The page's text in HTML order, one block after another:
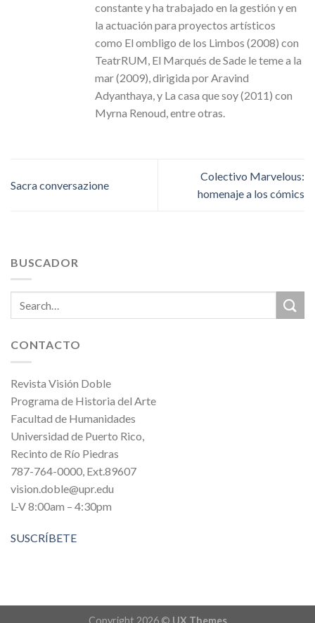
constante y ha trabajado en la gestión y en
la actuación para proyectos artísticos
como El ombligo de los Limbos (2008) con
TeatrRUM, El Marqués de Sade le teme a la
mar (2009), dirigida por Aravind
Adyanthaya, y La casa que soy (2011) con
Myrna Renoud, entre otras.
Sacra conversazione
Colectivo Marvelous:
homenaje a los cómics
BUSCADOR
CONTACTO
Revista Visión Doble
Programa de Historia del Arte
Facultad de Humanidades
Universidad de Puerto Rico,
Recinto de Río Piedras
787-764-0000, Ext.89607
vision.doble@upr.edu
L-V 8:00am – 4:30pm
SUSCRÍBETE